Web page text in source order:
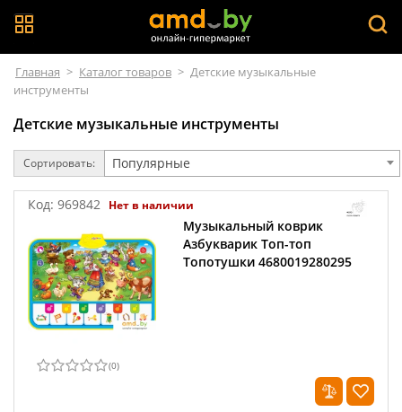
Главная > Каталог товаров > Детские музыкальные
инструменты
Детские музыкальные инструменты
Сортировать: Популярные
Код: 969842 Нет в наличии
Музыкальный коврик
Азбукварик Топ-топ
Топотушки 4680019280295
(0)